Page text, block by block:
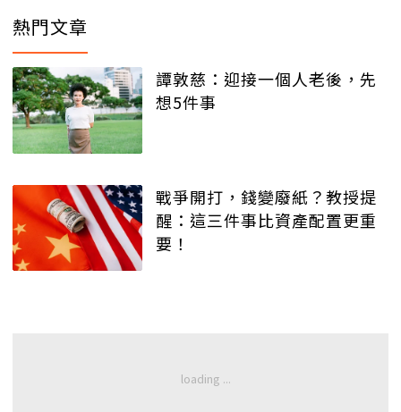
熱門文章
譚敦慈：迎接一個人老後，先
想5件事
戰爭開打，錢變廢紙？教授提
醒：這三件事比資產配置更重
要！